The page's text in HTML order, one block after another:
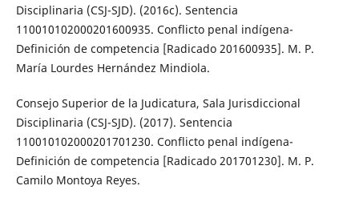
Disciplinaria (CSJ-SJD). (2016c). Sentencia
110010102000201600935. Conflicto penal indígena-
Definición de competencia [Radicado 201600935]. M. P.
María Lourdes Hernández Mindiola.
Consejo Superior de la Judicatura, Sala Jurisdiccional
Disciplinaria (CSJ-SJD). (2017). Sentencia
110010102000201701230. Conflicto penal indígena-
Definición de competencia [Radicado 201701230]. M. P.
Camilo Montoya Reyes.